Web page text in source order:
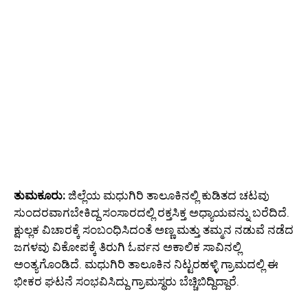
ತುಮಕೂರು: ಜಿಲ್ಲೆಯ ಮಧುಗಿರಿ ತಾಲೂಕಿನಲ್ಲಿ ಕುಡಿತದ ಚಟವು
ಸುಂದರವಾಗಬೇಕಿದ್ದ ಸಂಸಾರದಲ್ಲಿ ರಕ್ತಸಿಕ್ತ ಅಧ್ಯಾಯವನ್ನು ಬರೆದಿದೆ.
ಕ್ಷುಲ್ಲಕ ವಿಚಾರಕ್ಕೆ ಸಂಬಂಧಿಸಿದಂತೆ ಅಣ್ಣ ಮತ್ತು ತಮ್ಮನ ನಡುವೆ ನಡೆದ
ಜಗಳವು ವಿಕೋಪಕ್ಕೆ ತಿರುಗಿ ಓರ್ವನ ಅಕಾಲಿಕ ಸಾವಿನಲ್ಲಿ
ಅಂತ್ಯಗೊಂಡಿದೆ. ಮಧುಗಿರಿ ತಾಲೂಕಿನ ನಿಟ್ಟರಹಳ್ಳಿ ಗ್ರಾಮದಲ್ಲಿ ಈ
ಭೀಕರ ಘಟನೆ ಸಂಭವಿಸಿದ್ದು ಗ್ರಾಮಸ್ಥರು ಬೆಚ್ಚಿಬಿದ್ದಿದ್ದಾರೆ.